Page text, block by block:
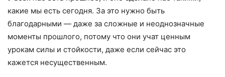
какие мы есть сегодня. За это нужно быть
благодарными — даже за сложные и неоднозначные
моменты прошлого, потому что они учат ценным
урокам силы и стойкости, даже если сейчас это
кажется несущественным.